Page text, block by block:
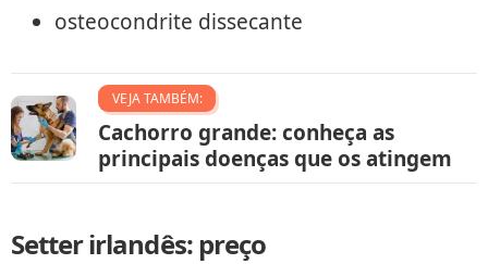
osteocondrite dissecante
VEJA TAMBÉM:
Cachorro grande: conheça as
principais doenças que os atingem
Setter irlandês: preço